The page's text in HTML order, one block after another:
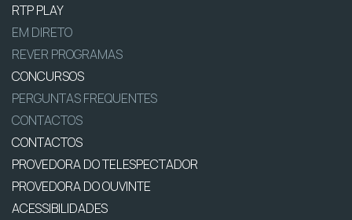
RTP PLAY
EM DIRETO
REVER PROGRAMAS
CONCURSOS
PERGUNTAS FREQUENTES
CONTACTOS
CONTACTOS
PROVEDORA DO TELESPECTADOR
PROVEDORA DO OUVINTE
ACESSIBILIDADES